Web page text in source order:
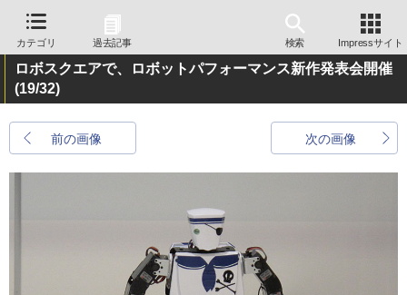
カテゴリ 過去記事 検索 Impressサイト
ロボスクエアで、ロボットパフォーマンス新作発表会開催
(19/32)
前の画像 次の画像